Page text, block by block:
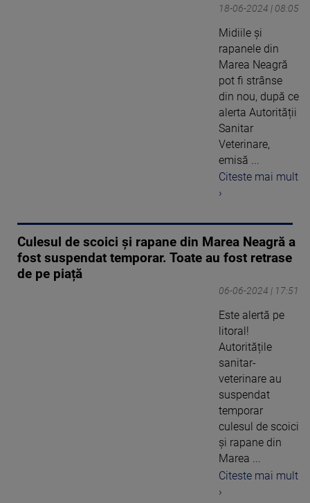
18-06-2024 | 08:05
Midiile și
rapanele din
Marea Neagră
pot fi strânse
din nou, după ce
alerta Autorității
Sanitar
Veterinare,
emisă ...
Citeste mai mult
›
Culesul de scoici și rapane din Marea Neagră a
fost suspendat temporar. Toate au fost retrase
de pe piață
06-06-2024 | 17:51
Este alertă pe
litoral!
Autoritățile
sanitar-
veterinare au
suspendat
temporar
culesul de scoici
și rapane din
Marea ...
Citeste mai mult
›